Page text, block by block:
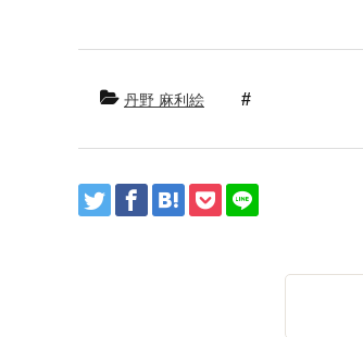
丹野 麻利絵